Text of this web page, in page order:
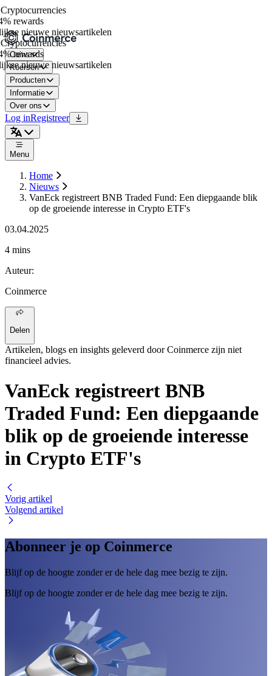
rewards
nieuwe nieuwsartikelen
rewards
nieuwe nieuwsartikelen
Coins
Koersen
Producten
Informatie
Over ons
Log inRegistreer
Menu
Home
Nieuws
VanEck registreert BNB Traded Fund: Een diepgaande blik
op de groeiende interesse in Crypto ETF's
03.04.2025
4 mins
Auteur:
Coinmerce
Delen
Artikelen, blogs en insights geleverd door Coinmerce zijn niet
financieel advies.
VanEck registreert BNB
Traded Fund: Een diepgaande
blik op de groeiende interesse
in Crypto ETF's
Vorig artikel
Volgend artikel
Abonneer je op Coinmerce
Blijf op de hoogte zonder er de hele dag mee bezig te zijn.
Blijf op de hoogte zonder er de hele dag mee bezig te zijn.